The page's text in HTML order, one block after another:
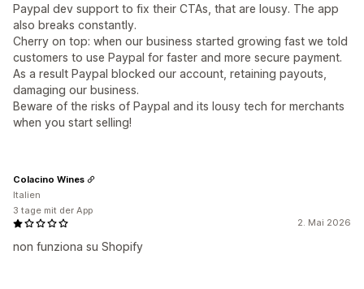
Paypal dev support to fix their CTAs, that are lousy. The app
also breaks constantly.
Cherry on top: when our business started growing fast we told
customers to use Paypal for faster and more secure payment.
As a result Paypal blocked our account, retaining payouts,
damaging our business.
Beware of the risks of Paypal and its lousy tech for merchants
when you start selling!
2. Mai 2026
non funziona su Shopify
Colacino Wines
Italien
3 tage mit der App